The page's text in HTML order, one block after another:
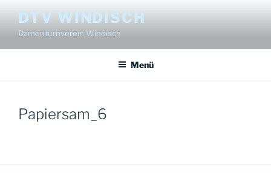
Inhalt
springen
DTV WINDISCH
Damenturnverein Windisch
Menü
Papiersam_6